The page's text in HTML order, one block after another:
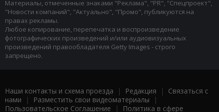
Материалы, отмеченные знаками "Реклама", "PR", "Спецпроект",
"Новости компаний", "Актуально", "Промо", публикуются на
правах рекламы.
Любое копирование, перепечатка и воспроизведение
фотографических произведений и/или аудиовизуальных
произведений правообладателя Getty Images - строго
запрещено.
Наши контакты и схема проезда | Редакция | Связаться с
нами | Разместить свои видеоматериалы |
Пользовательское Соглашение | Политика в сфере